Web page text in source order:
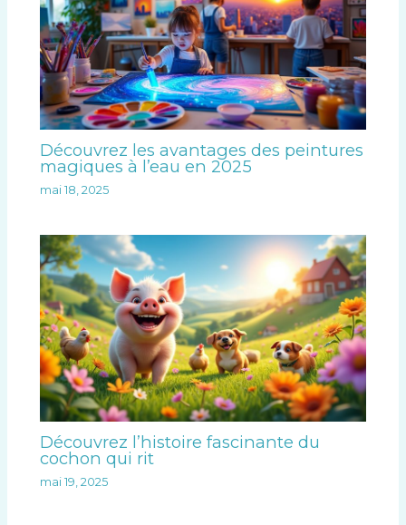
Découvrez les avantages des peintures
magiques à l’eau en 2025
mai 18, 2025
Découvrez l’histoire fascinante du
cochon qui rit
mai 19, 2025